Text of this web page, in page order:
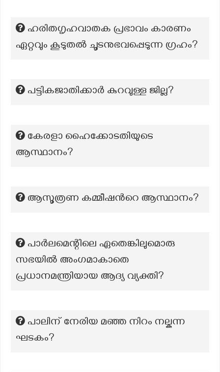
ഹരിതഗൃഹവാതക പ്രഭാവം കാരണം
ഏറ്റവും കൂടുതൽ ചൂടനുഭവപ്പെടുന്ന ഗ്രഹം?
പട്ടികജാതിക്കാർ കുറവുള്ള ജില്ല?
കേരളാ ഹൈക്കോടതിയുടെ
ആസ്ഥാനം?
ആസൂത്രണ കമ്മീഷന്‍റെ ആസ്ഥാനം?
പാർലമെന്റിലെ ഏതെങ്കിലുമൊരു
സഭയിൽ അംഗമാകാതെ
പ്രധാനമന്ത്രിയായ ആദ്യ വ്യക്തി?
പാലിന് നേരിയ മഞ്ഞ നിറം നല്കുന്ന
ഘടകം?